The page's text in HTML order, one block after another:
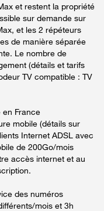
et restent la propriété
sur demande sur
et les 2 répéteurs
de manière séparée
Le nombre de
(détails et tarifs
TV compatible : TV
en France
mobile (détails sur
Internet ADSL avec
de 200Go/mois
accès internet et au
des numéros
mois et 3h